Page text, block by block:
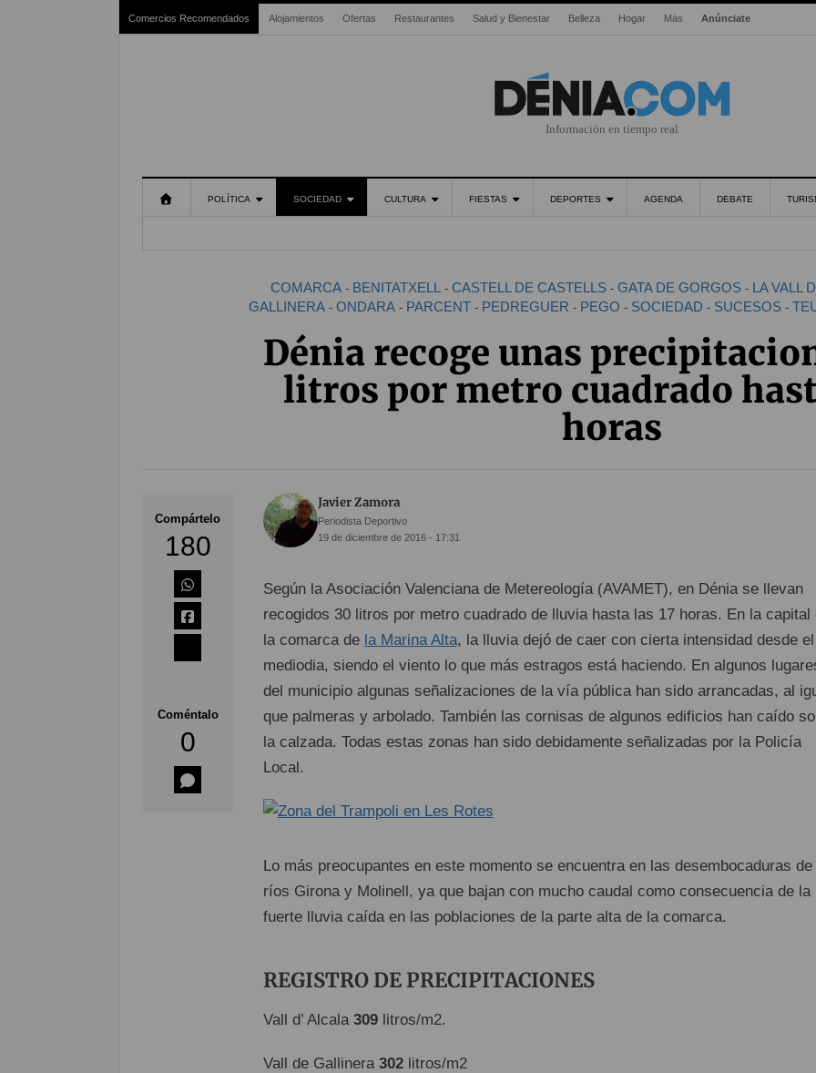
Comercios Recomendados Alojamientos Ofertas Restaurantes Salud y Bienestar Belleza Hogar Más Anúnciate
Información en tiempo real
POLÍTICA SOCIEDAD CULTURA FIESTAS DEPORTES AGENDA DEBATE
COMARCA- BENITATXELL - CASTELL DE CASTELLS- GATA DE GORGOS- LA VALL
GALLINERA - ONDARA - PARCENT - PEDREGUER - PEGO - SOCIEDAD - SUCESOS -
Dénia recoge unas
litros por metro cuadrado
horas
Compártelo
180
Coméntalo
0
Javier Zamora
Periodista Deportivo
19 de diciembre de 2016 - 17:31
Según la Asociación Valenciana de Metereología (AVAMET), en Dénia se llevan
recogidos 30 litros por metro cuadrado de lluvia hasta las 17 horas. En la capital
la comarca de la Marina Alta, la lluvia dejó de caer con cierta intensidad desde el
mediodia, siendo el viento lo que más estragos está haciendo. En algunos
del municipio algunas señalizaciones de la vía pública han sido arrancadas, al
que palmeras y arbolado. También las cornisas de algunos edificios han caído
la calzada. Todas estas zonas han sido debidamente señalizadas por la Policía
Local.
Lo más preocupantes en este momento se encuentra en las desembocaduras
ríos Girona y Molinell, ya que bajan con mucho caudal como consecuencia de la
fuerte lluvia caída en las poblaciones de la parte alta de la comarca.
REGISTRO DE PRECIPITACIONES
Vall d’ Alcala 309litros/m2.
Vall de Gallinera 302litros/m2